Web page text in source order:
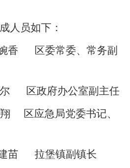
人员如下：
香
区委常委、常务副
区政府办公室副主任
区应急局党委书记、
苗
拉堡镇副镇长